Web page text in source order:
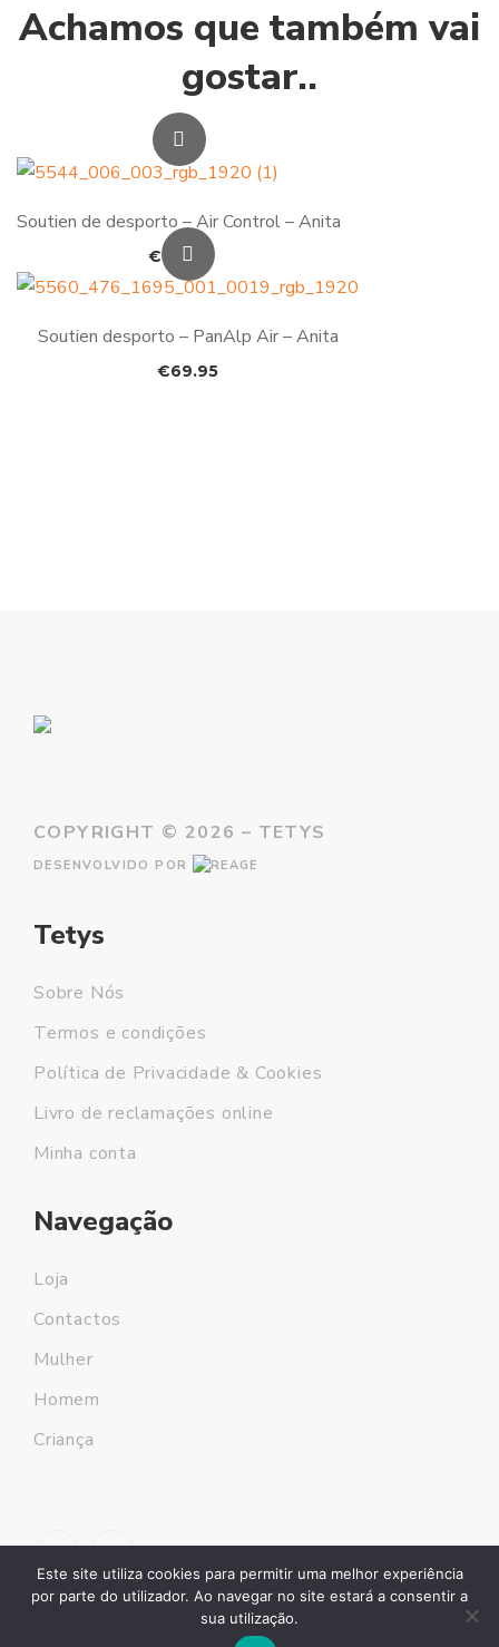
Achamos que também vai
gostar..
Soutien de desporto – Air Control – Anita
€79.95
Soutien desporto – PanAlp Air – Anita
€69.95
COPYRIGHT © 2026 – TETYS
DESENVOLVIDO POR
Tetys
Sobre Nós
Termos e condições
Política de Privacidade & Cookies
Livro de reclamações online
Minha conta
Navegação
Loja
Contactos
Mulher
Homem
Criança
Este site utiliza cookies para permitir uma melhor experiência
por parte do utilizador. Ao navegar no site estará a consentir a
sua utilização.